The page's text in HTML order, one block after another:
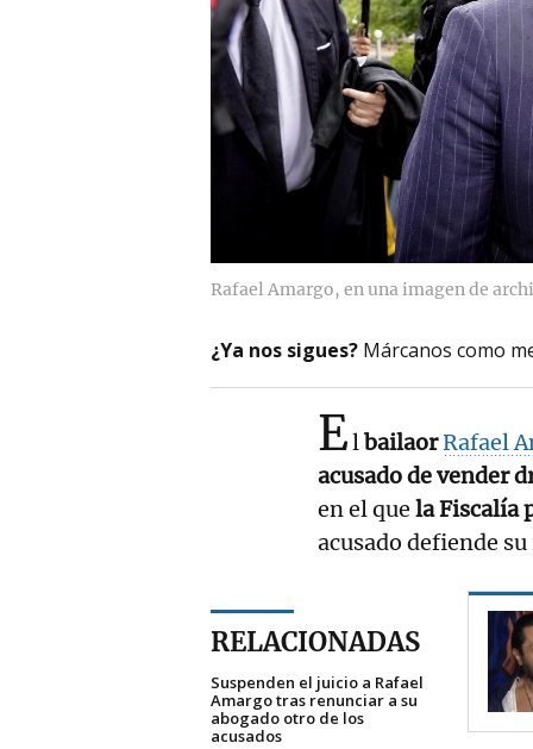
Rafael Amargo, en una imagen de
¿Ya nos sigues? Márcanos como
ElbailaorRafael
acusado de vender
en el que la Fiscalía
acusado defiende
RELACIONADAS
Suspenden el juicio a Rafael
Amargo tras renunciar a su
abogado otro de los
acusados